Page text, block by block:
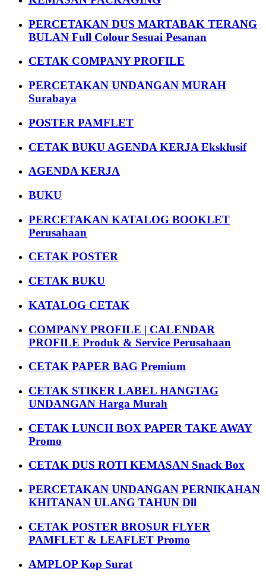
PERCETAKAN DUS MARTABAK TERANG
BULAN Full Colour Sesuai Pesanan
CETAK COMPANY PROFILE
PERCETAKAN UNDANGAN MURAH
Surabaya
POSTER PAMFLET
CETAK BUKU AGENDA KERJA Eksklusif
AGENDA KERJA
BUKU
PERCETAKAN KATALOG BOOKLET
Perusahaan
CETAK POSTER
CETAK BUKU
KATALOG CETAK
COMPANY PROFILE | CALENDAR
PROFILE Produk & Service Perusahaan
CETAK PAPER BAG Premium
CETAK STIKER LABEL HANGTAG
UNDANGAN Harga Murah
CETAK LUNCH BOX PAPER TAKE AWAY
Promo
CETAK DUS ROTI KEMASAN Snack Box
PERCETAKAN UNDANGAN PERNIKAHAN
KHITANAN ULANG TAHUN Dll
CETAK POSTER BROSUR FLYER
PAMFLET & LEAFLET Promo
AMPLOP Kop Surat